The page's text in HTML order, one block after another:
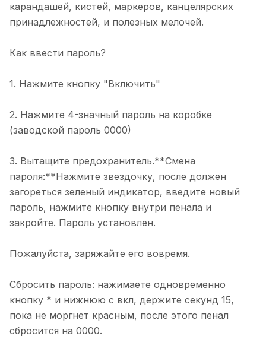
карандашей, кистей, маркеров, канцелярских
принадлежностей, и полезных мелочей.
Как ввести пароль?
1. Нажмите кнопку "Включить"
2. Нажмите 4-значный пароль на коробке
(заводской пароль 0000)
3. Вытащите предохранитель.**Смена
пароля:**Нажмите звездочку, после должен
загореться зеленый индикатор, введите новый
пароль, нажмите кнопку внутри пенала и
закройте. Пароль установлен.
Пожалуйста, заряжайте его вовремя.
Сбросить пароль: нажимаете одновременно
кнопку * и нижнюю с вкл, держите секунд 15,
пока не моргнет красным, после этого пенал
сбросится на 0000.